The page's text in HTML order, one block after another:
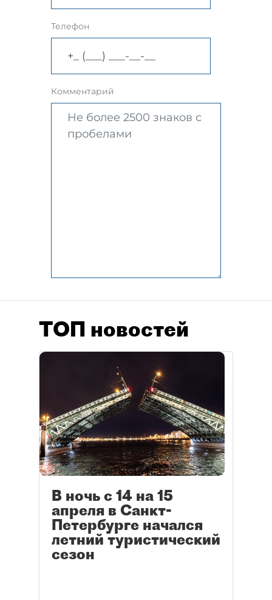
Телефон
Комментарий
ТОП новостей
В ночь с 14 на 15
апреля в Санкт-
Петербурге начался
летний туристический
сезон